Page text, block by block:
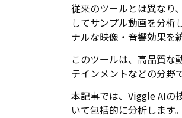
従来のツールとは異なり
してサンプル動画を分析
ナルな映像・音響効果を
このツールは、高品質な
テインメントなどの分野
本記事では、Viggle AIの
いて包括的に分析します。